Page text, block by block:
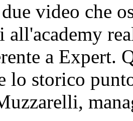
video che
all'academy
a Expert.
lo storico